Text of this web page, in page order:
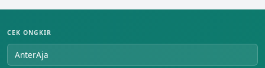
CEK ONGKIR
AnterAja